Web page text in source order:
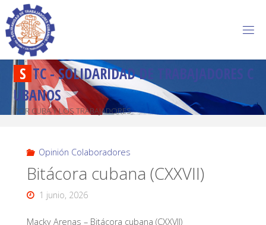
S TC-SOLIDARIDADD R A BAJADORES C
U BANOS
POR CUBA Y LOS TRABAJADORES
Opinión Colaboradores
Bitácora cubana (CXXVII)
1 junio, 2026
Macky Arenas – Bitácora cubana (CXXVII)